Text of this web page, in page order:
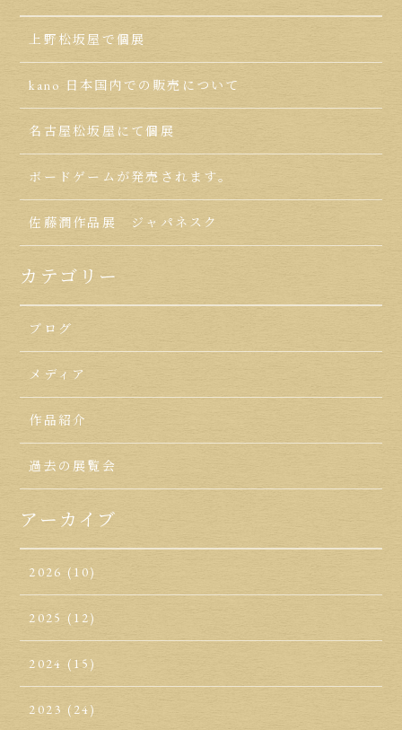
上野松坂屋で個展
kano 日本国内での販売について
名古屋松坂屋にて個展
ボードゲームが発売されます。
佐藤潤作品展 ジャパネスク
カテゴリー
ブログ
メディア
作品紹介
過去の展覧会
アーカイブ
2026 (10)
2025 (12)
2024 (15)
2023 (24)